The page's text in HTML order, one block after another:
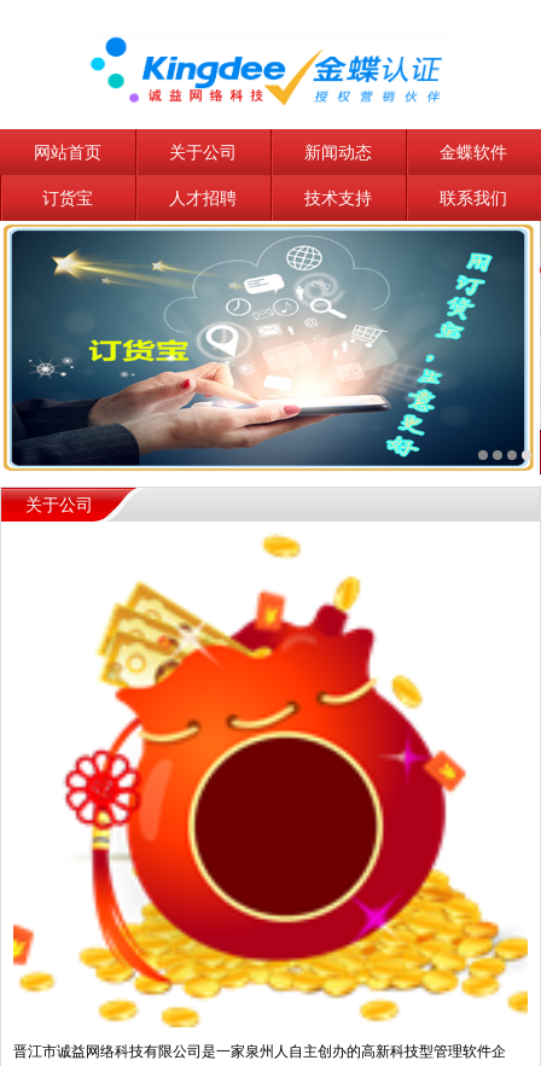
网站首页 关于公司 新闻动态 金蝶软件
订货宝 人才招聘 技术支持 联系我们
关于公司
晋江市诚益网络科技有限公司是一家泉州人自主创办的高新科技型管理软件企